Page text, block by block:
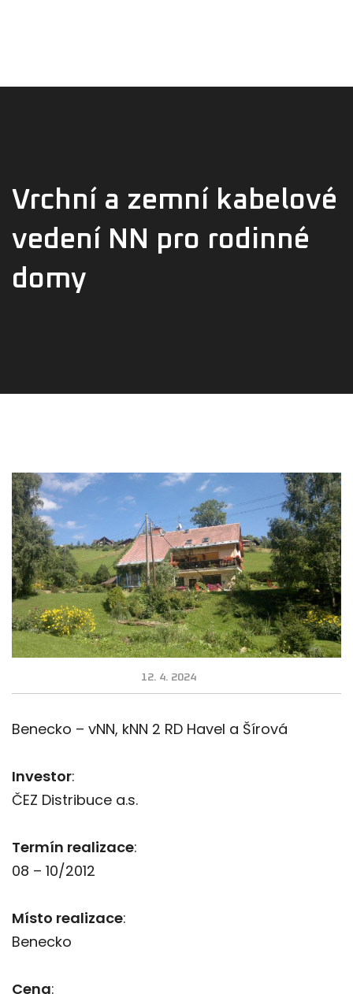
Vrchní a zemní kabelové
vedení NN pro rodinné
domy
12. 4. 2024
Benecko – vNN, kNN 2 RD Havel a Šírová
Investor:
ČEZ Distribuce a.s.
Termín realizace:
08 – 10/2012
Místo realizace:
Benecko
Cena: